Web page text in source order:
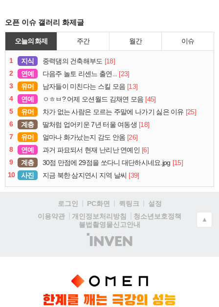
오픈 이슈 갤러리 화제글
오늘의 화제 주간 월간 이슈
1 지식 중력댐의 건축해부도 [18]
2
연예 다음주 놀토 리센느 출연... [23]
3
유머 남자들이 미친다는 스킬 모음 [13]
4
연예 ㅇㅎㅂ? 어제 오션월드 김채연 모음 [45]
5
유머 차가 없는 사람은 모르는 주말에 나가기 싫은 이유 [25]
6
계층 딸처럼 업어키운 7년 터울 여동생 [18]
7
유머 얼마나 화가났는지 감도 안옴 [26]
8
연예 과거 파묘되서 현재 난리난 연예인 [6]
9
계층 30점 만점에 29점을 쏘다니 대단하시네요.jpg [15]
10
사진 지금 북한 삼지연시 지역 날씨 [39]
로그인 PC화면 퀵링크
설정
이용약관
개인정보처리방침
청소년보호정책
불법촬영물신고안내
(주)
인
▲